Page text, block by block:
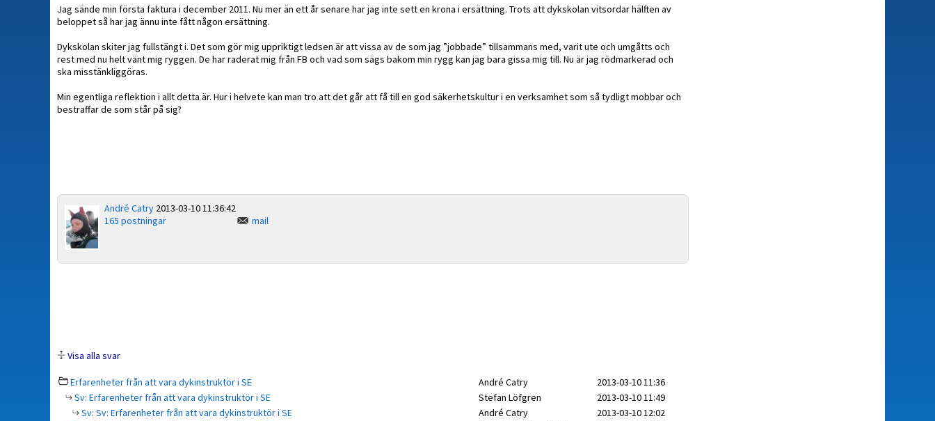
Jag sände min första faktura i december 2011. Nu mer än ett år senare har jag inte sett en krona i ersättning. Trots att dykskolan vitsordar hälften av
beloppet så har jag ännu inte fått någon ersättning.
Dykskolan skiter jag fullstängt i. Det som gör mig uppriktigt ledsen är att vissa av de som jag ”jobbade” tillsammans med, varit ute och umgåtts och
rest med nu helt vänt mig ryggen. De har raderat mig från FB och vad som sägs bakom min rygg kan jag bara gissa mig till. Nu är jag rödmarkerad och
ska misstänkliggöras.
Min egentliga reflektion i allt detta är. Hur i helvete kan man tro att det går att få till en god säkerhetskultur i en verksamhet som så tydligt mobbar och
bestraffar de som står på sig?
André Catry 2013-03-10 11:36:42
165 postningar
mail
Visa alla svar
Erfarenheter från att vara dykinstruktör i SE André Catry
2013-03-10 11:36
Sv: Erfarenheter från att vara dykinstruktör i SE
Stefan Löfgren
2013-03-10 11:49
Sv: Sv: Erfarenheter från att vara dykinstruktör i SE
André Catry
2013-03-10 12:02